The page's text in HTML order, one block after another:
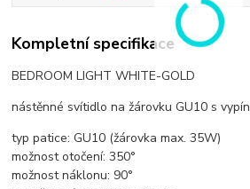
Kompletní specifikace
BEDROOM LIGHT WHITE-GOLD
nástěnné svítidlo na žárovku GU10 s
typ patice: GU10 (žárovka max. 35W)
možnost otočení: 350°
možnost náklonu: 90°